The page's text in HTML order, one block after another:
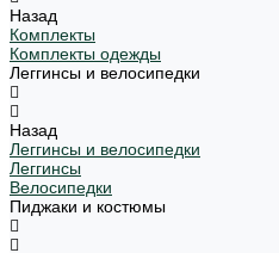
Назад
Комплекты
Комплекты одежды
Леггинсы и велосипедки
Назад
Леггинсы и велосипедки
Леггинсы
Велосипедки
Пиджаки и костюмы